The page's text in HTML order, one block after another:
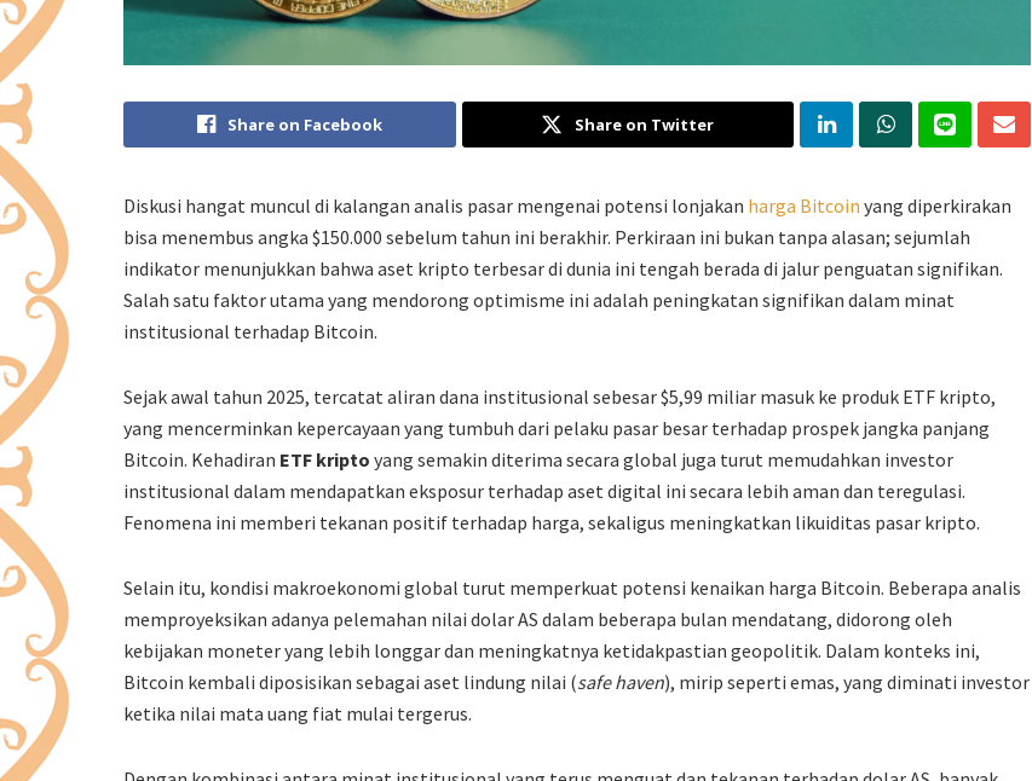
Share on Facebook Share on Twitter
Diskusi hangat muncul di kalangan analis pasar mengenai potensi lonjakan harga Bitcoin yang diperkirakan
bisa menembus angka $150.000 sebelum tahun ini berakhir. Perkiraan ini bukan tanpa alasan; sejumlah
indikator menunjukkan bahwa aset kripto terbesar di dunia ini tengah berada di jalur penguatan signifikan.
Salah satu faktor utama yang mendorong optimisme ini adalah peningkatan signifikan dalam minat
institusional terhadap Bitcoin.
Sejak awal tahun 2025, tercatat aliran dana institusional sebesar $5,99 miliar masuk ke produk ETF kripto,
yang mencerminkan kepercayaan yang tumbuh dari pelaku pasar besar terhadap prospek jangka panjang
Bitcoin. Kehadiran ETF kripto yang semakin diterima secara global juga turut memudahkan investor
institusional dalam mendapatkan eksposur terhadap aset digital ini secara lebih aman dan teregulasi.
Fenomena ini memberi tekanan positif terhadap harga, sekaligus meningkatkan likuiditas pasar kripto.
Selain itu, kondisi makroekonomi global turut memperkuat potensi kenaikan harga Bitcoin. Beberapa analis
memproyeksikan adanya pelemahan nilai dolar AS dalam beberapa bulan mendatang, didorong oleh
kebijakan moneter yang lebih longgar dan meningkatnya ketidakpastian geopolitik. Dalam konteks ini,
Bitcoin kembali diposisikan sebagai aset lindung nilai (safe haven), mirip seperti emas, yang diminati investor
ketika nilai mata uang fiat mulai tergerus.